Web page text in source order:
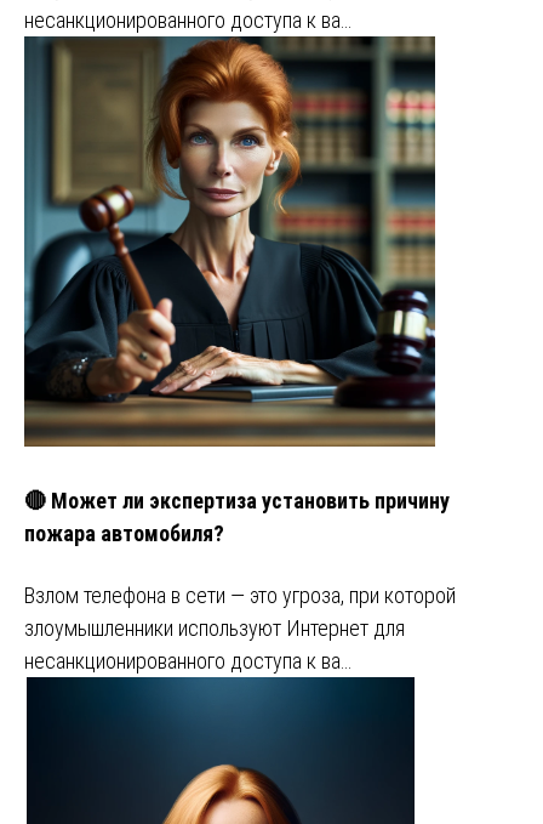
несанкционированного доступа к ва…
🔴 Может ли экспертиза установить причину
пожара автомобиля?
Взлом телефона в сети — это угроза, при которой
злоумышленники используют Интернет для
несанкционированного доступа к ва…